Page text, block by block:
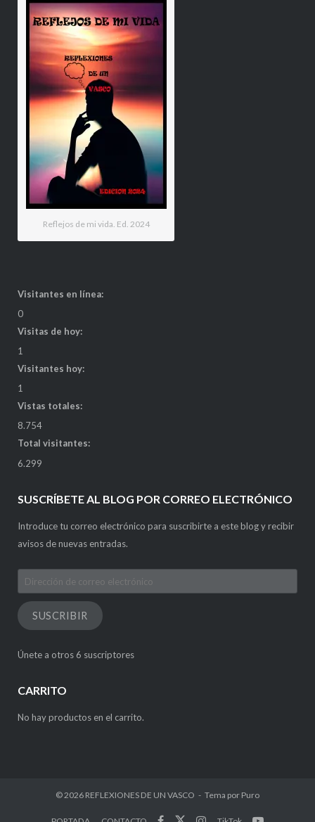
Reflejos de mi vida. Ed. 2024
Visitantes en línea:
0
Visitas de hoy:
1
Visitantes hoy:
1
Vistas totales:
8.754
Total visitantes:
6.299
SUSCRÍBETE AL BLOG POR CORREO ELECTRÓNICO
Introduce tu correo electrónico para suscribirte a este blog y recibir
avisos de nuevas entradas.
Dirección
de
correo
electrónico
SUSCRIBIR
Únete a otros 6 suscriptores
CARRITO
No hay productos en el carrito.
© 2026 REFLEXIONES DE UN VASCO Tema por Puro